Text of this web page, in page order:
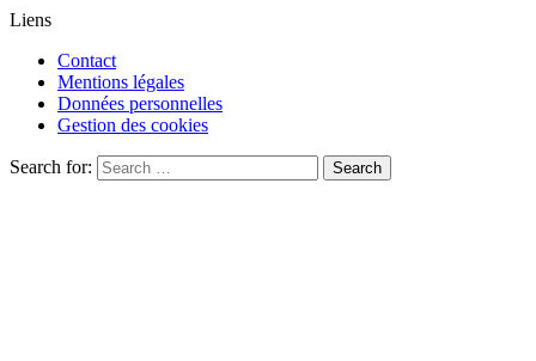
Liens
Contact
Mentions légales
Données personnelles
Gestion des cookies
Search for: Search